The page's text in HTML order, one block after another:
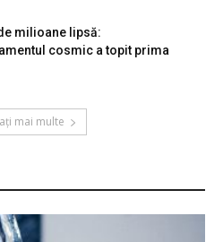
milioane lipsă:
cosmic a topit prima
mai multe